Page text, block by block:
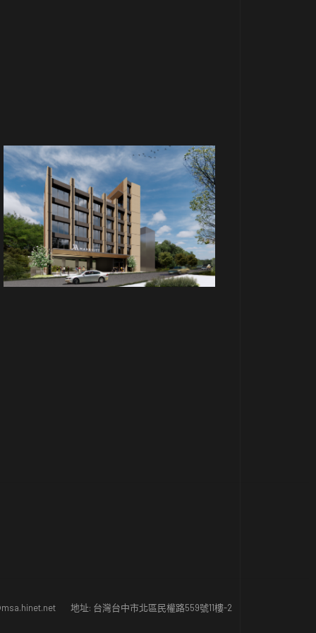
商場
米平方廣場
地址: 台灣台中市北區民權路559號11樓-2